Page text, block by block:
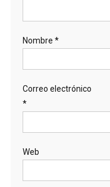
Nombre *
Correo electrónico
*
Web